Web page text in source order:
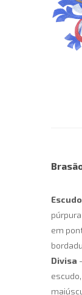
Escudo
em
Divisa